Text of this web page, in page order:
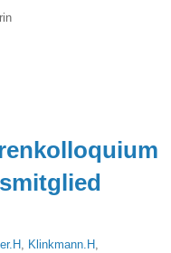
Klinkmann.H